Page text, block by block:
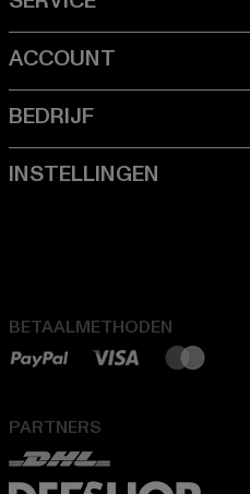
BETAALMETHODEN
PARTNERS